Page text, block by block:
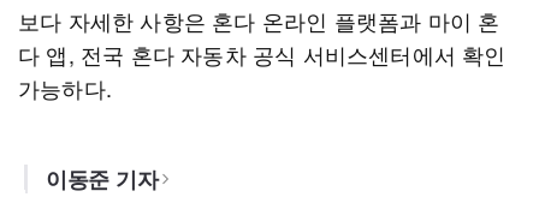
보다 자세한 사항은 혼다 온라인 플랫폼과 마이 혼
다 앱, 전국 혼다 자동차 공식 서비스센터에서 확인
가능하다.
이동준 기자